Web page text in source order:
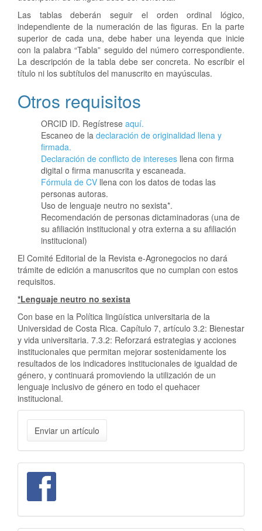
Las tablas deberán seguir el orden ordinal lógico,
independiente de la numeración de las figuras. En la parte
superior de cada una, debe haber una leyenda que inicie
con la palabra “Tabla” seguido del número correspondiente.
La descripción de la tabla debe ser concreta. No escribir el
título ni los subtítulos del manuscrito en mayúsculas.
Otros requisitos
ORCID ID. Regístrese aquí.
Escaneo de la declaración de originalidad llena y
firmada.
Declaración de conflicto de intereses llena con firma
digital o firma manuscrita y escaneada.
Fórmula de CV llena con los datos de todas las
personas autoras.
Uso de lenguaje neutro no sexista*.
Recomendación de personas dictaminadoras (una de
su afiliación institucional y otra externa a su afiliación
institucional)
El Comité Editorial de la Revista e-Agronegocios no dará
trámite de edición a manuscritos que no cumplan con estos
requisitos.
*Lenguaje neutro no sexista
Con base en la Política lingüística universitaria de la
Universidad de Costa Rica. Capítulo 7, artículo 3.2: Bienestar
y vida universitaria. 7.3.2: Reforzará estrategias y acciones
institucionales que permitan mejorar sostenidamente los
resultados de los indicadores institucionales de igualdad de
género, y continuará promoviendo la utilización de un
lenguaje inclusivo de género en todo el quehacer
institucional.
Enviar
un
artículo
Enviar un artículo
facebook